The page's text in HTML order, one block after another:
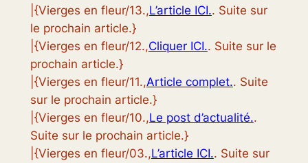
|{Vierges en fleur/13.,L’article ICI.. Suite sur
le prochain article.}
|{Vierges en fleur/12.,Cliquer ICI.. Suite sur le
prochain article.}
|{Vierges en fleur/11.,Article complet.. Suite
sur le prochain article.}
|{Vierges en fleur/10.,Le post d’actualité..
Suite sur le prochain article.}
|{Vierges en fleur/03.,L’article ICI.. Suite sur